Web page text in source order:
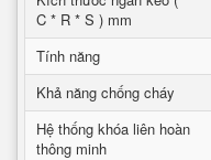
C * R * S ) mm
Tính năng
Khả năng chống cháy
Hệ thống khóa liên hoàn
thông minh